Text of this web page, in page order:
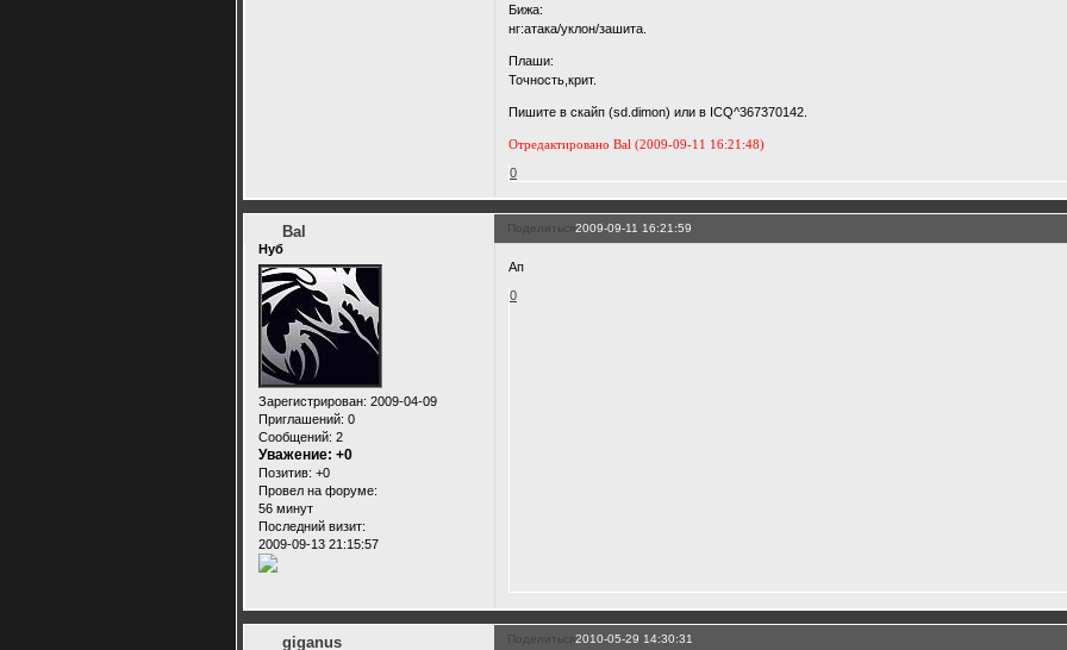
Бижа:
нг:атака/уклон/зашита.
Плаши:
Точность,крит.
Пишите в скайп (sd.dimon) или в ICQ^367370142.
Отредактировано Bal (2009-09-11 16:21:48)
0
Поделиться2009-09-11 16:21:59
Bal
Нуб
Зарегистрирован: 2009-04-09
Приглашений: 0
Сообщений: 2
Уважение: +0
Позитив: +0
Провел на форуме:
56 минут
Последний визит:
2009-09-13 21:15:57
Ап
0
Поделиться2010-05-29 14:30:31
giganus